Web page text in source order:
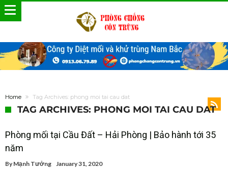
Home Tag Archives: phong moi tai cau dat
TAG ARCHIVES: PHONG MOI TAI CAU DAT
Phòng mối tại Cầu Đất – Hải Phòng | Bảo hành tới 35
năm
By Mạnh Tưởng January 31, 2020